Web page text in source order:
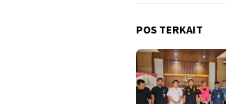
POS TERKAIT